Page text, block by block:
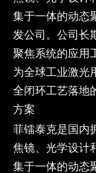
集于一体的动态
发公司。公司长
聚焦系统的应用
为全球工业激光
全闭环工艺落地
方案
菲镭泰克是国内
焦镜、光学设计
集于一体的动态